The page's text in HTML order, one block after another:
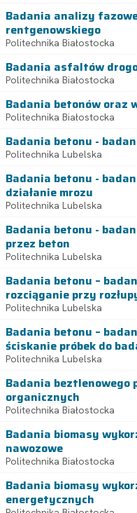
Badania analizy
rentgenowskiego
Politechnika Białostocka
Badania asfaltów
Politechnika Białostocka
Badania betonów oraz
Politechnika Białostocka
Badania betonu -
Politechnika Lubelska
Badania betonu -
działanie mrozu
Politechnika Lubelska
Badania betonu -
przez beton
Politechnika Lubelska
Badania betonu –
rozciąganie przy
Politechnika Lubelska
Badania betonu –
ściskanie próbek do
Politechnika Lubelska
Badania
organicznych
Politechnika Białostocka
Badania biomasy
nawozowe
Politechnika Białostocka
Badania biomasy
energetycznych